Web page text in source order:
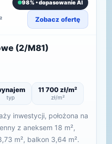
98% • dopasowanie AI
Zobacz ofertę
(2/M81)
typ
11 700 zł/m²
zł/m²
inwestycji, położona na
z aneksem 18 m²,
m², balkon 3,64 m².